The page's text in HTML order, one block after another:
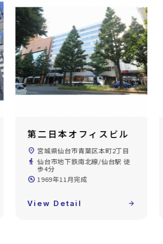
本町奥田ビル
location_on 宮城県仙台市青葉区本町2丁目
directions_walk 仙台市地下鉄南北線/広瀬通駅
徒歩2分
build_circle 1993年08月完成
View Detail arrow_forward